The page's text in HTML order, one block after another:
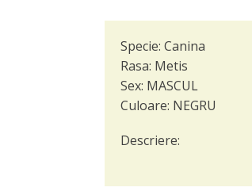
Specie: Canina
Rasa: Metis
Sex: MASCUL
Culoare: NEGRU
Descriere: